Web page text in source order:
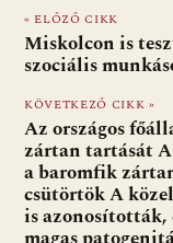
b
o
o
k
s
p
p
« ELŐZŐ CIKK
Miskolcon is
szociális
KÖVETKEZŐ CIKK »
Az országos
zártan tartását
a baromfik
csütörtök A
is azonosították,